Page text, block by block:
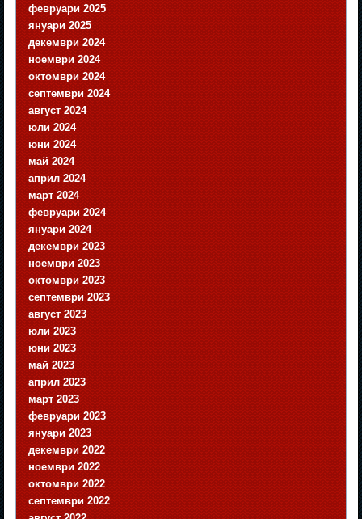
февруари 2025
януари 2025
декември 2024
ноември 2024
октомври 2024
септември 2024
август 2024
юли 2024
юни 2024
май 2024
април 2024
март 2024
февруари 2024
януари 2024
декември 2023
ноември 2023
октомври 2023
септември 2023
август 2023
юли 2023
юни 2023
май 2023
април 2023
март 2023
февруари 2023
януари 2023
декември 2022
ноември 2022
октомври 2022
септември 2022